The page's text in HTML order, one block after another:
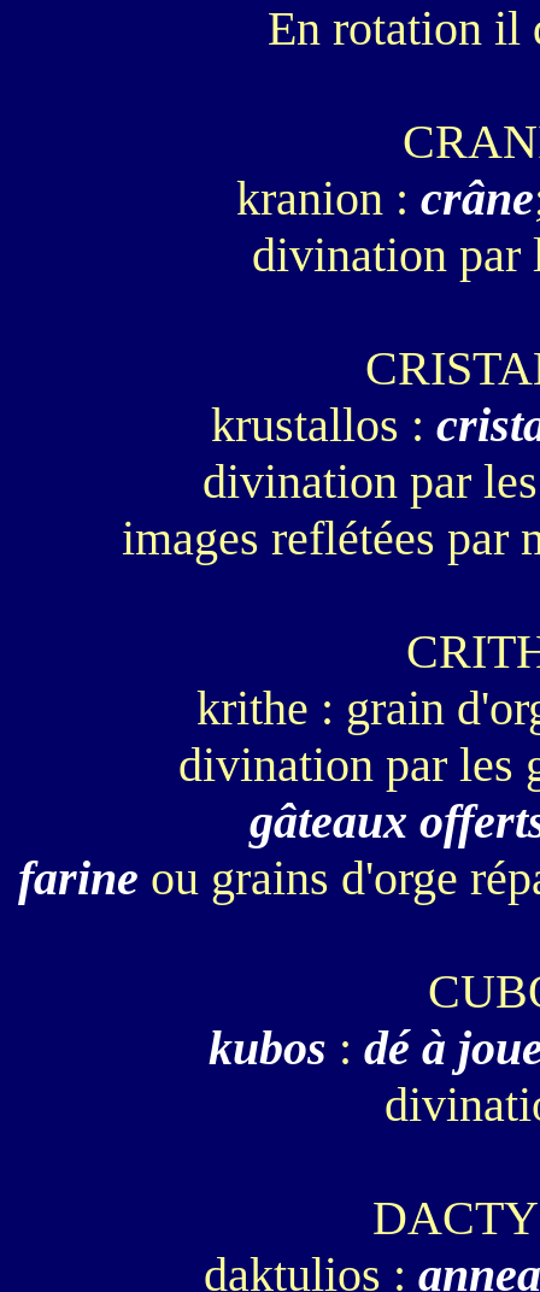
En rotation il
kranion : crâne
divination par
krustallos :
divination par
images reflétées par
krithe : grain
divination par les
gâteaux
farine ou grains d'orge
kubos : dé à
daktulios :